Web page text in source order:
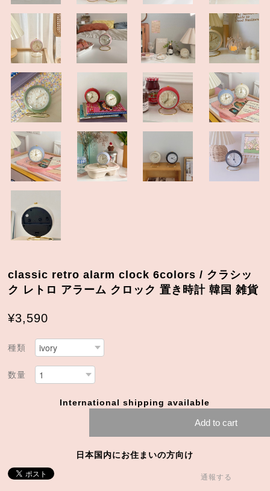
classic retro alarm clock 6colors / クラシッ
ク レトロ アラーム クロック 置き時計 韓国 雑貨
¥3,590
種類
数量
International shipping available
Add to cart
日本国内にお住まいの方向け
通報する